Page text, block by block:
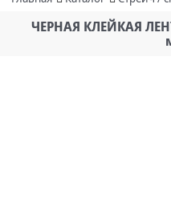
ЧЕРНАЯ КЛЕЙКАЯ